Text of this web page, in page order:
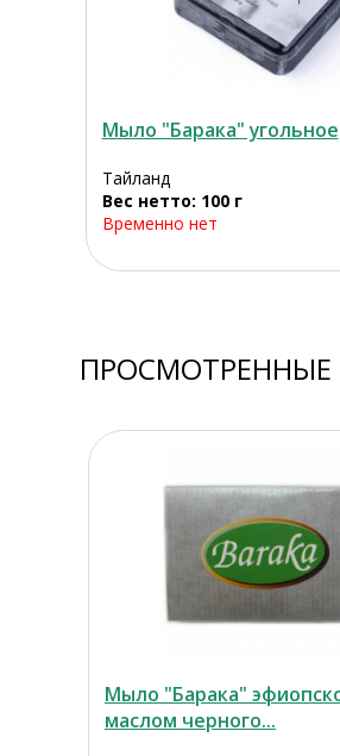
Мыло "Барака" угольное
Тайланд
Вес нетто: 100 г
Временно нет
ПРОСМОТРЕННЫЕ
Мыло "Барака"
маслом черного...